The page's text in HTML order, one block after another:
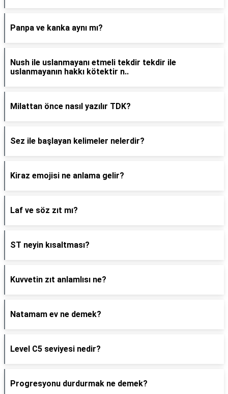
Panpa ve kanka aynı mı?
Nush ile uslanmayanı etmeli tekdir tekdir ile
uslanmayanın hakkı kötektir n..
Milattan önce nasıl yazılır TDK?
Sez ile başlayan kelimeler nelerdir?
Kiraz emojisi ne anlama gelir?
Laf ve söz zıt mı?
ST neyin kısaltması?
Kuvvetin zıt anlamlısı ne?
Natamam ev ne demek?
Level C5 seviyesi nedir?
Progresyonu durdurmak ne demek?